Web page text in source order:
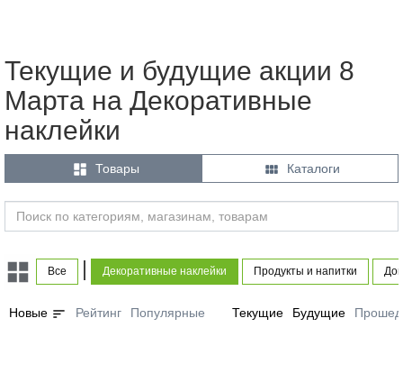
Текущие и будущие акции 8
Марта на Декоративные
наклейки
 Товары  Каталоги
Все Декоративные наклейки Продукты и напитки
Новые sort Рейтинг Популярные Текущие Будущие